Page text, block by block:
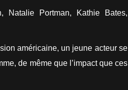
Natalie Portman, Kathie Bates,
américaine, un jeune acteur se
de même que l’impact que ces